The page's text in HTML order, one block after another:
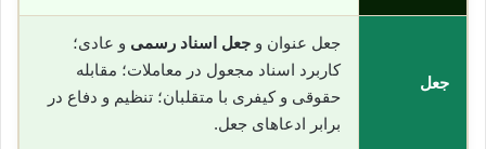
جعل
جعل عنوان و جعل اسناد رسمی و عادی؛
کاربرد اسناد مجعول در معاملات؛ مقابله
حقوقی و کیفری با متقلبان؛ تنظیم و دفاع در
برابر ادعاهای جعل.